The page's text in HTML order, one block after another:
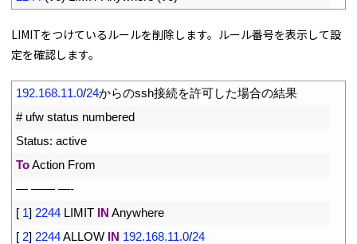
LIMITをつけているルールを削除します。ルール番号を表示して設
定を確認します。
192.168.11.0/24からのssh接続を許可した場合の結果
# ufw status numbered
Status: active
ToAction From
— —— —-
[ 1] 2244 LIMIT IN Anywhere
[ 2] 2244ALLOW IN 192.168.11.0/24